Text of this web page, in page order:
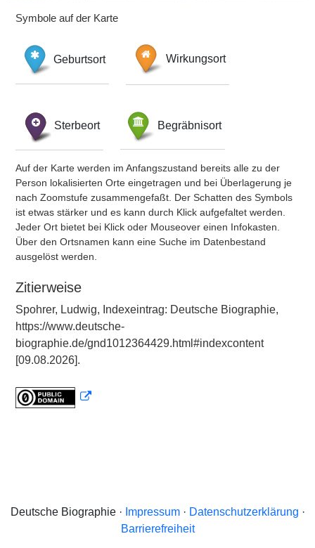
Symbole auf der Karte
Geburtsort Wirkungsort
Sterbeort Begräbnisort
Auf der Karte werden im Anfangszustand bereits alle zu der
Person lokalisierten Orte eingetragen und bei Überlagerung je
nach Zoomstufe zusammengefaßt. Der Schatten des Symbols
ist etwas stärker und es kann durch Klick aufgefaltet werden.
Jeder Ort bietet bei Klick oder Mouseover einen Infokasten.
Über den Ortsnamen kann eine Suche im Datenbestand
ausgelöst werden.
Zitierweise
Spohrer, Ludwig, Indexeintrag: Deutsche Biographie,
https://www.deutsche-
biographie.de/gnd1012364429.html#indexcontent
[09.08.2026].
Deutsche Biographie · Impressum· Datenschutzerklärung ·
Barrierefreiheit